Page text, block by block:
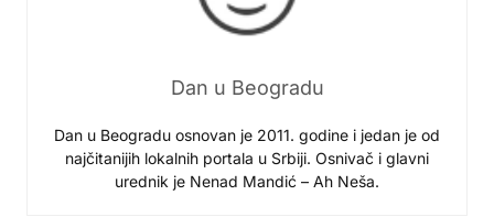
Dan u Beogradu
Dan u Beogradu osnovan je 2011. godine i jedan je od
najčitanijih lokalnih portala u Srbiji. Osnivač i glavni
urednik je Nenad Mandić – Ah Neša.